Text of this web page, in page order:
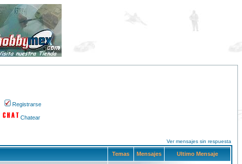
Registrarse
Chatear
Ver mensajes sin respuesta
Temas Mensajes Ultimo Mensaje